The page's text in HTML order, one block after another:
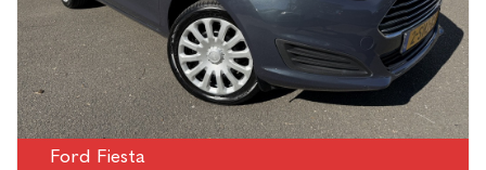
Ford Fiesta